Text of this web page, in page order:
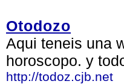
Otodozo
Aqui teneis una
horoscopo. y
http://todoz.cjb.net